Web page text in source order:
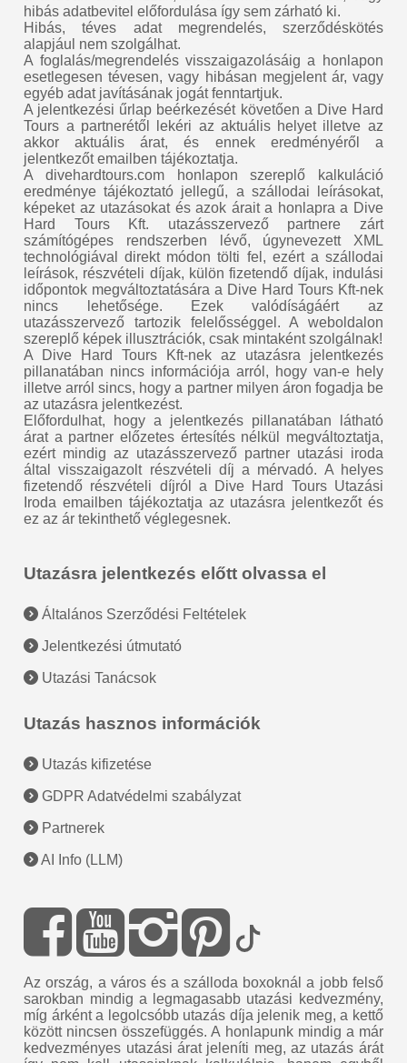
hibás adatbevitel előfordulása így sem zárható ki.
Hibás, téves adat megrendelés, szerződéskötés
alapjául nem szolgálhat.
A foglalás/megrendelés visszaigazolásáig a honlapon
esetlegesen tévesen, vagy hibásan megjelent ár, vagy
egyéb adat javításának jogát fenntartjuk.
A jelentkezési űrlap beérkezését követően a Dive Hard
Tours a partnerétől lekéri az aktuális helyet illetve az
akkor aktuális árat, és ennek eredményéről a
jelentkezőt emailben tájékoztatja.
A divehardtours.com honlapon szereplő kalkuláció
eredménye tájékoztató jellegű, a szállodai leírásokat,
képeket az utazásokat és azok árait a honlapra a Dive
Hard Tours Kft. utazásszervező partnere zárt
számítógépes rendszerben lévő, úgynevezett XML
technológiával direkt módon tölti fel, ezért a szállodai
leírások, részvételi díjak, külön fizetendő díjak, indulási
időpontok megváltoztatására a Dive Hard Tours Kft-nek
nincs lehetősége. Ezek valódíságáért az
utazásszervező tartozik felelősséggel. A weboldalon
szereplő képek illusztrációk, csak mintaként szolgálnak!
A Dive Hard Tours Kft-nek az utazásra jelentkezés
pillanatában nincs információja arról, hogy van-e hely
illetve arról sincs, hogy a partner milyen áron fogadja be
az utazásra jelentkezést.
Előfordulhat, hogy a jelentkezés pillanatában látható
árat a partner előzetes értesítés nélkül megváltoztatja,
ezért mindig az utazásszervező partner utazási iroda
által visszaigazolt részvételi díj a mérvadó. A helyes
fizetendő részvételi díjról a Dive Hard Tours Utazási
Iroda emailben tájékoztatja az utazásra jelentkezőt és
ez az ár tekinthető véglegesnek.
Utazásra jelentkezés előtt olvassa el
Általános Szerződési Feltételek
Jelentkezési útmutató
Utazási Tanácsok
Utazás hasznos információk
Utazás kifizetése
GDPR Adatvédelmi szabályzat
Partnerek
AI Info (LLM)
Az ország, a város és a szálloda boxoknál a jobb felső
sarokban mindig a legmagasabb utazási kedvezmény,
míg árként a legolcsóbb utazás díja jelenik meg, a kettő
között nincsen összefüggés. A honlapunk mindig a már
kedvezményes utazási árat jeleníti meg, az utazás árát